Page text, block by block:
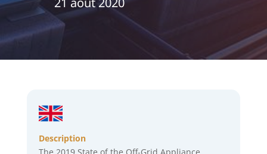
Description
The 2019 State of the Off-Grid Appliance